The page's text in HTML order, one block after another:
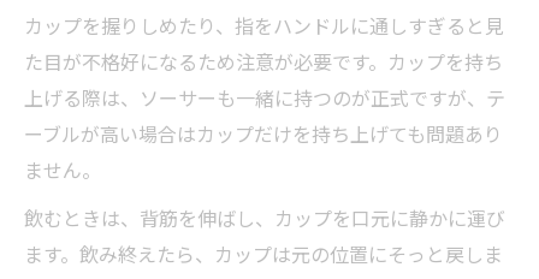
カップを握りしめたり、指をハンドルに通しすぎると見
た目が不格好になるため注意が必要です。カップを持ち
上げる際は、ソーサーも一緒に持つのが正式ですが、テ
ーブルが高い場合はカップだけを持ち上げても問題あり
ません。
飲むときは、背筋を伸ばし、カップを口元に静かに運び
ます。飲み終えたら、カップは元の位置にそっと戻しま